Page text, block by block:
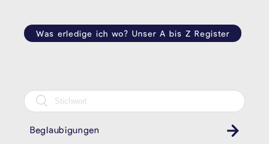
Was erledige ich wo? Unser A bis Z Register
Beglaubigungen